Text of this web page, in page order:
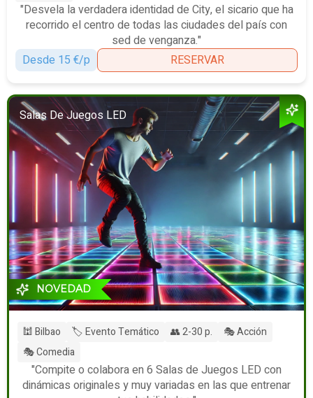
"Desvela la verdadera identidad de City, el sicario que ha
recorrido el centro de todas las ciudades del país con
sed de venganza."
Desde 15 €/p
RESERVAR
Salas De Juegos LED
NOVEDAD
🕍 Bilbao 🏷️ Evento Temático 👥 2-30 p.
🎭 Acción
🎭 Comedia
"Compite o colabora en 6 Salas de Juegos LED con
dinámicas originales y muy variadas en las que entrenar